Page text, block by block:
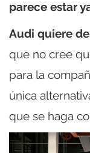
parece estar
Audi quiere
que no cree
para la
única
que se haga